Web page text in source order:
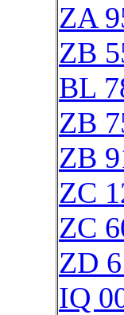
ZA
ZB
BL
ZB
ZB
ZC
ZC
ZD
IQ